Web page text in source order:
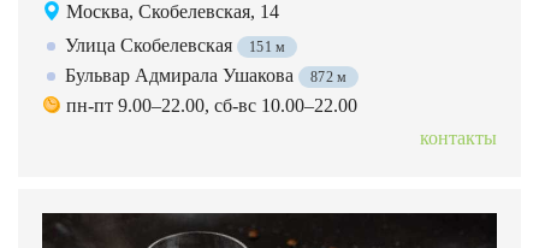
Москва, Скобелевская, 14
Улица Скобелевская
151 м
Бульвар Адмирала Ушакова 872 м
пн-пт 9.00–22.00, сб-вс 10.00–22.00
контакты